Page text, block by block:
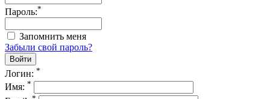
Пароль:*
Запомнить меня
Забыли свой пароль?
Логин: *
Имя: *